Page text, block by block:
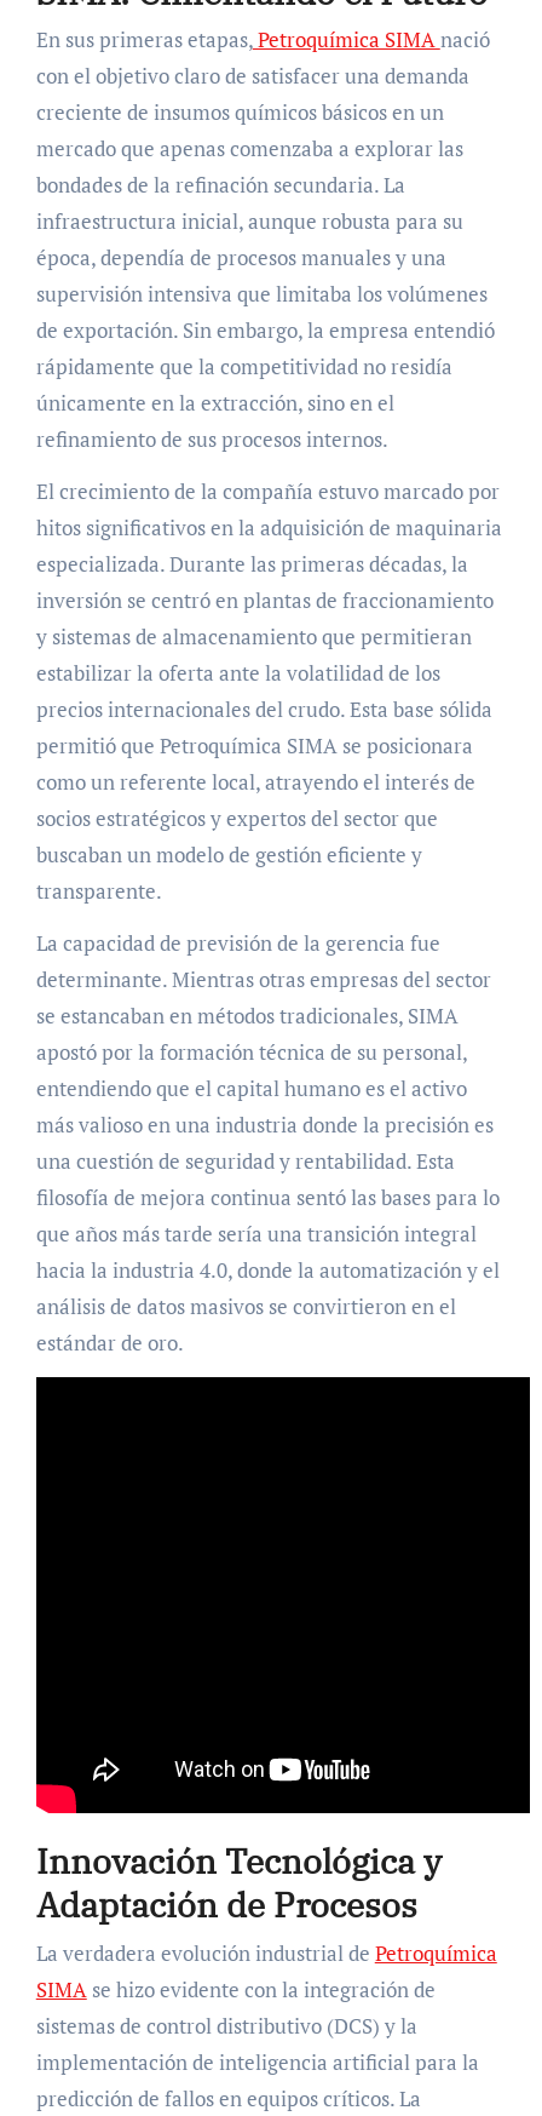
En sus primeras etapas,Petroquímica SIMAnació
con el objetivo claro de satisfacer una demanda
creciente de insumos químicos básicos en un
mercado que apenas comenzaba a explorar las
bondades de la refinación secundaria. La
infraestructura inicial, aunque robusta para su
época, dependía de procesos manuales y una
supervisión intensiva que limitaba los volúmenes
de exportación. Sin embargo, la empresa entendió
rápidamente que la competitividad no residía
únicamente en la extracción, sino en el
refinamiento de sus procesos internos.
El crecimiento de la compañía estuvo marcado por
hitos significativos en la adquisición de maquinaria
especializada. Durante las primeras décadas, la
inversión se centró en plantas de fraccionamiento
y sistemas de almacenamiento que permitieran
estabilizar la oferta ante la volatilidad de los
precios internacionales del crudo. Esta base sólida
permitió que Petroquímica SIMA se posicionara
como un referente local, atrayendo el interés de
socios estratégicos y expertos del sector que
buscaban un modelo de gestión eficiente y
transparente.
La capacidad de previsión de la gerencia fue
determinante. Mientras otras empresas del sector
se estancaban en métodos tradicionales, SIMA
apostó por la formación técnica de su personal,
entendiendo que el capital humano es el activo
más valioso en una industria donde la precisión es
una cuestión de seguridad y rentabilidad. Esta
filosofía de mejora continua sentó las bases para lo
que años más tarde sería una transición integral
hacia la industria 4.0, donde la automatización y el
análisis de datos masivos se convirtieron en el
estándar de oro.
Innovación Tecnológica y
Adaptación de Procesos
La verdadera evolución industrial de Petroquímica
SIMAse hizo evidente con la integración de
sistemas de control distributivo (DCS) y la
implementación de inteligencia artificial para la
predicción de fallos en equipos críticos. La